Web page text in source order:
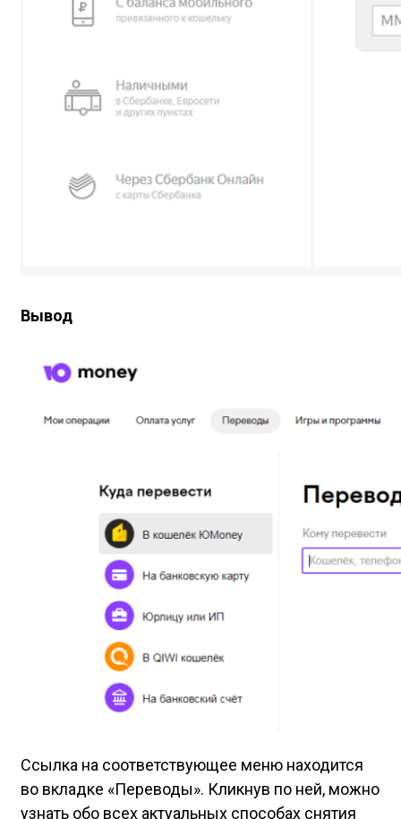
Вывод
Ссылка на соответствующее меню находится
во вкладке «Переводы». Кликнув по ней, можно
узнать обо всех актуальных способах снятия